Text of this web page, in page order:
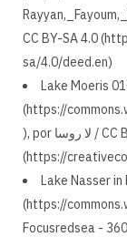
CC BY-SA 4.0
sa/4.0/deed.en)
Lake Moeris
(https://
), por لا روسا / CC BY-SA 3.0
(https://
Lake Nasser in
(https://
Focusredsea -